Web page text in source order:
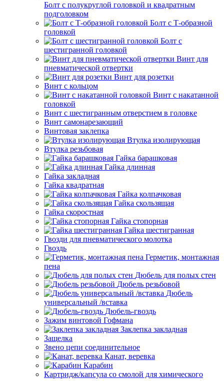
Болт с полукруглой головкой и квадратным
подголовком
Болт с Т-образной
головкой
Болт с
шестигранной головкой
Винт для
пневматической отвертки
Винт для розетки
Винт с кольцом
Винт с накатанной
головкой
Винт с шестигранным отверстием в головке
Винт самонарезающий
Винтовая заклепка
Втулка изолирующая
Втулка резьбовая
Гайка барашковая
Гайка длинная
Гайка закладная
Гайка квадратная
Гайка колпачковая
Гайка скользящая
Гайка скоростная
Гайка стопорная
Гайка шестигранная
Гвозди для пневматического молотка
Гвоздь
Герметик, монтажная
пена
Дюбель для полых стен
Дюбель резьбовой
Дюбель
универсальный /вставка
Дюбель-гвоздь
Зажим винтовой Гофмана
Заклепка закладная
Защелка
Звено цепи соединительное
Канат, веревка
Карабин
Картридж/капсула со смолой для химического